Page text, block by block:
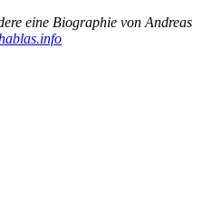
eine Biographie von Andreas